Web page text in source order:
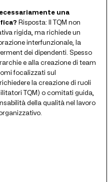
una
Risposta: Il TQM non
rigida, ma richiede un
interfunzionale, la
dei dipendenti. Spesso
e alla creazione di team
focalizzati sul
la creazione di ruoli
TQM) o comitati guida,
della qualità nel lavoro